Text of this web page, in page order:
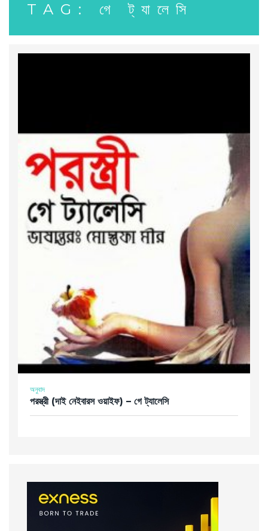
TAG: গে ট্যালেসি
অনুবাদ
পরস্ত্রী (দাই নেইবারস ওয়াইফ) – গে ট্যালেসি